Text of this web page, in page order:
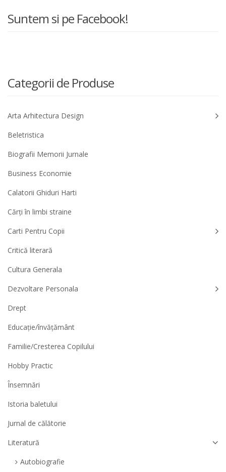
Suntem si pe Facebook!
Categorii de Produse
Arta Arhitectura Design
Beletristica
Biografii Memorii Jurnale
Business Economie
Calatorii Ghiduri Harti
Cărți în limbi straine
Carti Pentru Copii
Critică literară
Cultura Generala
Dezvoltare Personala
Drept
Educație/învățământ
Familie/Cresterea Copilului
Hobby Practic
Însemnări
Istoria baletului
Jurnal de călătorie
Literatură
Autobiografie